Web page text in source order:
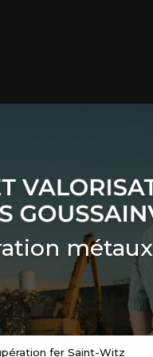
métaux
fer Saint-Witz